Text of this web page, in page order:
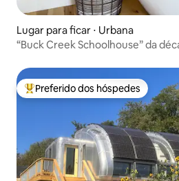
Lugar para ficar ⋅ Urbana
“Buck Creek Schoolhouse” da
Entre os melhores preferidos dos
Preferido dos hóspedes